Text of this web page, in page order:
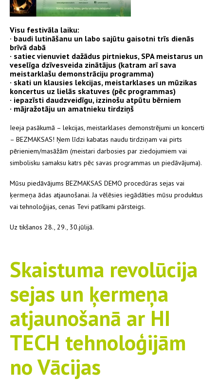
Visu festivāla laiku:
· baudi lutināšanu un labo sajūtu gaisotni trīs dienās
brīvā dabā
· satiec vienuviet dažādus pirtniekus, SPA meistarus un
veselīga dzīvesveida zinātājus (katram arī sava
meistarklašu demonstrāciju programma)
· skati un klausies lekcijas, meistarklases un mūzikas
koncertus uz lielās skatuves (pēc programmas)
· iepazīsti daudzveidīgu, izzinošu atpūtu bērniem
· mājražotāju un amatnieku tirdziņš
Ieeja pasākumā – lekcijas, meistarklases demonstrējumi un koncerti
– BEZMAKSAS! Ņem līdzi kabatas naudu tirdziņam vai pirts
pērieniem/masāžām (meistari darbosies par ziedojumiem vai
simbolisku samaksu katrs pēc savas programmas un piedāvājuma).
Mūsu piedāvājums BEZMAKSAS DEMO procedūras sejas vai
ķermeņa ādas atjaunošanai. Ja vēlēsies iegādāties mūsu produktus
vai tehnoloģijas, cenas Tevi patīkami pārsteigs.
Uz tikšanos 28., 29., 30.jūlijā.
Skaistuma revolūcija
sejas un ķermeņa
atjaunošanā ar HI
TECH tehnoloģijām
no Vācijas